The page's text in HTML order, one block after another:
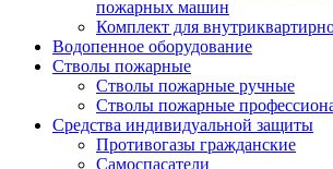
пожарных машин
Комплект для
Водопенное оборудование
Стволы пожарные
Стволы пожарные ручные
Стволы пожарные
Средства индивидуальной защиты
Противогазы гражданские
Самоспасатели